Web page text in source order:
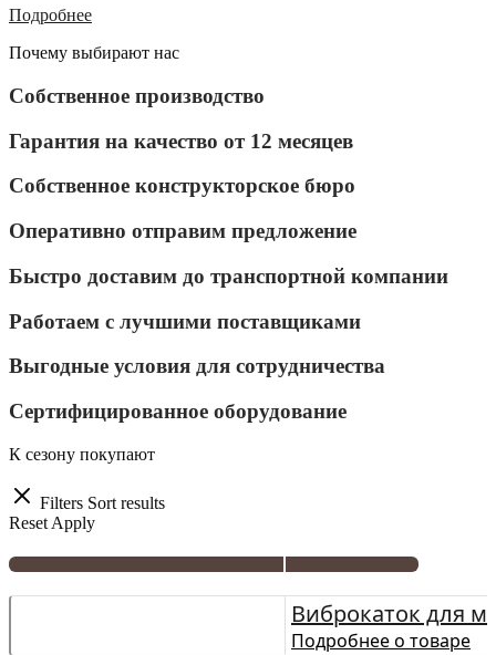
Подробнее
Почему выбирают нас
Собственное производство
Гарантия на качество от 12 месяцев
Собственное конструкторское бюро
Оперативно отправим предложение
Быстро доставим до транспортной компании
Работаем с лучшими поставщиками
Выгодные условия для сотрудничества
Сертифицированное оборудование
К сезону покупают
Filters Sort results
Reset Apply
Виброкаток для
Подробнее о товаре